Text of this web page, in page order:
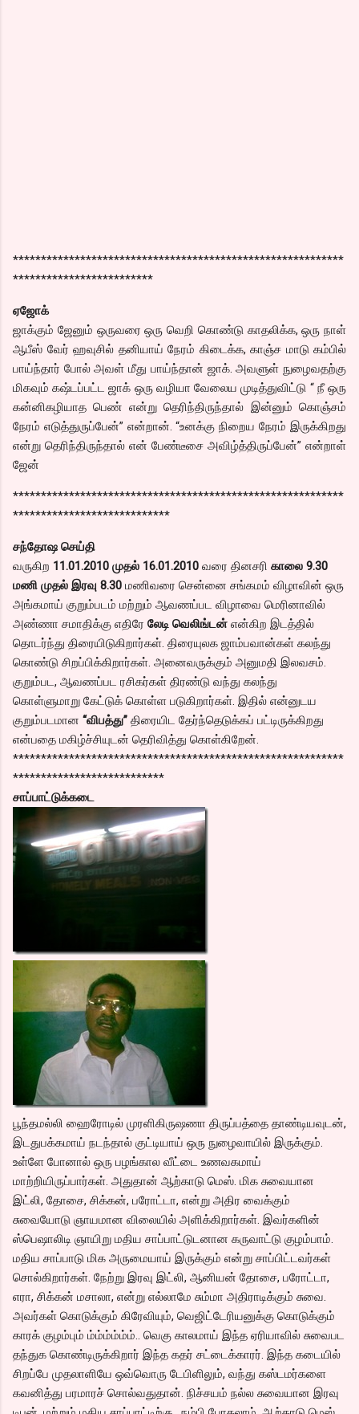
***********************************************************
*************************
ஏஜோக்
ஜாக்கும் ஜேனும் ஒருவரை ஒரு வெறி கொண்டு காதலிக்க, ஒரு நாள்
ஆபீஸ் வேர் ஹவுசில் தனியாய் நேரம் கிடைக்க, காஞ்ச மாடு கம்பில்
பாய்ந்தார் போல் அவள் மீது பாய்ந்தான் ஜாக். அவளுள் நுழைவதற்கு
மிகவும் கஷ்டப்பட்ட ஜாக் ஒரு வழியா வேலைய முடித்துவிட்டு “ நீ ஒரு
கன்னிகழியாத பெண் என்று தெரிந்திருந்தால் இன்னும் கொஞ்சம்
நேரம் எடுத்துருப்பேன்” என்றான். “உனக்கு நிறைய நேரம் இருக்கிறது
என்று தெரிந்திருந்தால் என் பேண்டீசை அவிழ்த்திருப்பேன்” என்றாள்
ஜேன்
***********************************************************
****************************
சந்தோஷ செய்தி
வருகிற 11.01.2010 முதல் 16.01.2010 வரை தினசரி காலை 9.30
மணி முதல் இரவு 8.30 மணிவரை சென்னை சங்கமம் விழாவின் ஒரு
அங்கமாய் குறும்படம் மற்றும் ஆவணப்பட விழாவை மெரினாவில்
அண்ணா சமாதிக்கு எதிரே லேடி வெலிங்டன் என்கிற இடத்தில்
தொடர்ந்து திரையிடுகிறார்கள். திரையுலக ஜாம்பவான்கள் கலந்து
கொண்டு சிறப்பிக்கிறார்கள். அனைவருக்கும் அனுமதி இலவசம்.
குறும்பட, ஆவணப்பட ரசிகர்கள் திரண்டு வந்து கலந்து
கொள்ளுமாறு கேட்டுக் கொள்ள படுகிறார்கள். இதில் என்னுடய
குறும்படமான “விபத்து” திரையிட தேர்ந்தெடுக்கப் பட்டிருக்கிறது
என்பதை மகிழ்ச்சியுடன் தெரிவித்து கொள்கிறேன்.
***********************************************************
***************************
சாப்பாட்டுக்கடை
பூந்தமல்லி ஹைரோடில் முரளிகிருஷணா திருப்பத்தை தாண்டியவுடன்,
இடதுபக்கமாய் நடந்தால் குட்டியாய் ஒரு நுழைவாயில் இருக்கும்.
உள்ளே போனால் ஒரு பழங்கால வீட்டை உணவகமாய்
மாற்றியிருப்பார்கள். அதுதான் ஆற்காடு மெஸ். மிக சுவையான
இட்லி, தோசை, சிக்கன், பரோட்டா, என்று அதிர வைக்கும்
சுவையோடு ஞாயமான விலையில் அளிக்கிறார்கள். இவர்களின்
ஸ்பெஷாலிடி ஞாயிறு மதிய சாப்பாட்டுடனான கருவாட்டு குழம்பாம்.
மதிய சாப்பாடு மிக அருமையாய் இருக்கும் என்று சாப்பிட்டவர்கள்
சொல்கிறார்கள். நேற்று இரவு இட்லி, ஆனியன் தோசை, பரோட்டா,
எரா, சிக்கன் மசாலா, என்று எல்லாமே சும்மா அதிராடிக்கும் சுவை.
அவர்கள் கொடுக்கும் கிரேவியும், வெஜிட்டேரியனுக்கு கொடுக்கும்
காரக் குழம்பும் ம்ம்ம்ம்ம்ம்.. வெகு காலமாய் இந்த ஏரியாவில் சுவைபட
தந்துக கொண்டிருக்கிறார் இந்த கதர் சட்டைக்காரர். இந்த கடையில்
சிறப்பே முதலாளியே ஒவ்வொரு டேபிளிலும், வந்து கஸ்டமர்களை
கவனித்து பரமாரச் சொல்வதுதான். நிச்சயம் நல்ல சுவையான இரவு